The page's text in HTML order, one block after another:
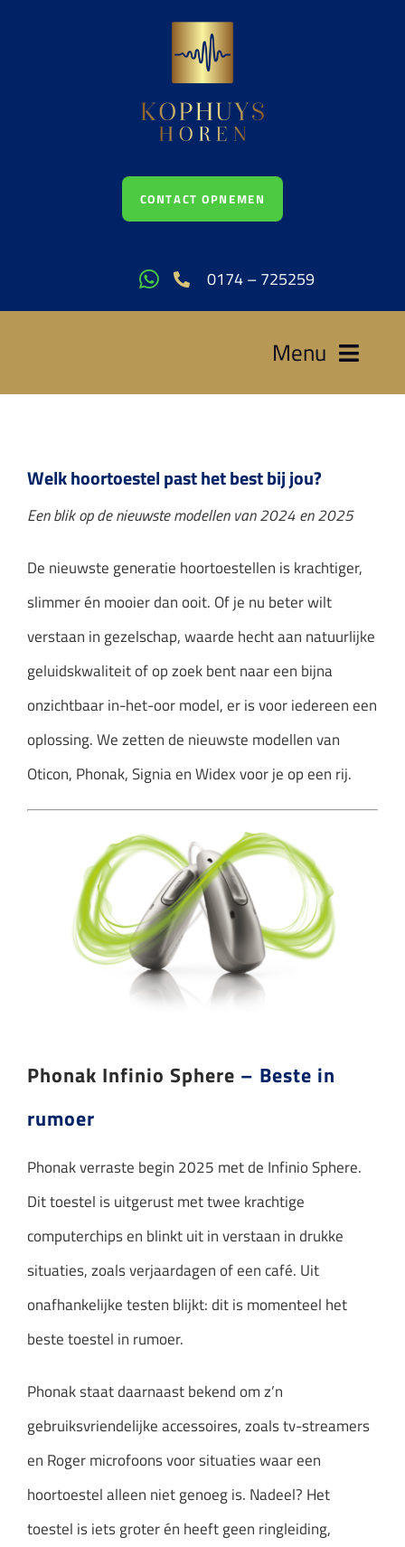
CONTACT OPNEMEN
0174 – 725259
Menu
Hoortoestellen
HoorZeker Abonnement
Oren schoonmaken
Oordoppen
Webshop
Welk hoortoestel past het best bij jou?
Een blik op de nieuwste modellen van 2024 en 2025
De nieuwste generatie hoortoestellen is krachtiger,
slimmer én mooier dan ooit. Of je nu beter wilt
verstaan in gezelschap, waarde hecht aan natuurlijke
geluidskwaliteit of op zoek bent naar een bijna
onzichtbaar in-het-oor model, er is voor iedereen een
oplossing. We zetten de nieuwste modellen van
Oticon, Phonak, Signia en Widex voor je op een rij.
Phonak Infinio Sphere – Beste in
rumoer
Phonak verraste begin 2025 met de Infinio Sphere.
Dit toestel is uitgerust met twee krachtige
computerchips en blinkt uit in verstaan in drukke
situaties, zoals verjaardagen of een café. Uit
onafhankelijke testen blijkt: dit is momenteel het
beste toestel in rumoer.
Phonak staat daarnaast bekend om z’n
gebruiksvriendelijke accessoires, zoals tv-streamers
en Roger microfoons voor situaties waar een
hoortoestel alleen niet genoeg is. Nadeel? Het
toestel is iets groter én heeft geen ringleiding,